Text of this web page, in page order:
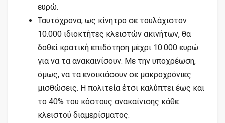
ευρώ.
Ταυτόχρονα, ως κίνητρο σε τουλάχιστον
10.000 ιδιοκτήτες κλειστών ακινήτων, θα
δοθεί κρατική επιδότηση μέχρι 10.000 ευρώ
για να τα ανακαινίσουν. Με την υποχρέωση,
όμως, να τα ενοικιάσουν σε μακροχρόνιες
μισθώσεις. Η πολιτεία έτσι καλύπτει έως και
το 40% του κόστους ανακαίνισης κάθε
κλειστού διαμερίσματος.